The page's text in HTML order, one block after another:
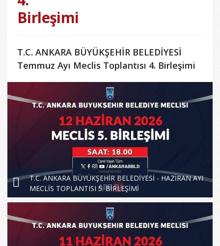
Birleşimi
T.C. ANKARA BÜYÜKŞEHİR BELEDİYESİ
Temmuz Ayı Meclis Toplantısı 4. Birleşimi
T.C. ANKARA BÜYÜKŞEHİR BELEDİYESİ - HAZİRAN AYI
MECLİS TOPLANTISI 5. BİRLEŞİMİ